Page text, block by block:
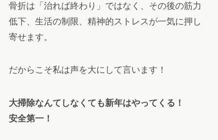
骨折は「治れば終わり」ではなく、その後の筋力
低下、生活の制限、精神的ストレスが一気に押し
寄せます。
だからこそ私は声を大にして言います！
大掃除なんてしなくても新年はやってくる！
安全第一！